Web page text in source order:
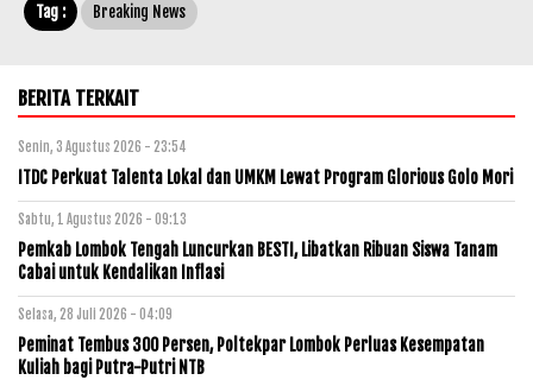
Tag : Breaking News
BERITA TERKAIT
Senin, 3 Agustus 2026 - 23:54
ITDC Perkuat Talenta Lokal dan UMKM Lewat Program Glorious Golo Mori
Sabtu, 1 Agustus 2026 - 09:13
Pemkab Lombok Tengah Luncurkan BESTI, Libatkan Ribuan Siswa Tanam
Cabai untuk Kendalikan Inflasi
Selasa, 28 Juli 2026 - 04:09
Peminat Tembus 300 Persen, Poltekpar Lombok Perluas Kesempatan
Kuliah bagi Putra-Putri NTB